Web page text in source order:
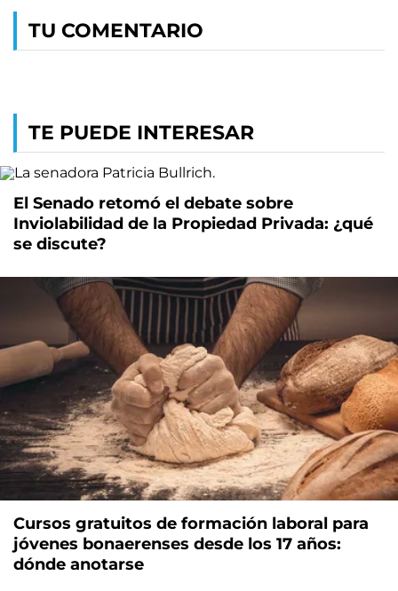
TU COMENTARIO
TE PUEDE INTERESAR
El Senado retomó el debate sobre
Inviolabilidad de la Propiedad Privada: ¿qué
se discute?
Cursos gratuitos de formación laboral para
jóvenes bonaerenses desde los 17 años:
dónde anotarse